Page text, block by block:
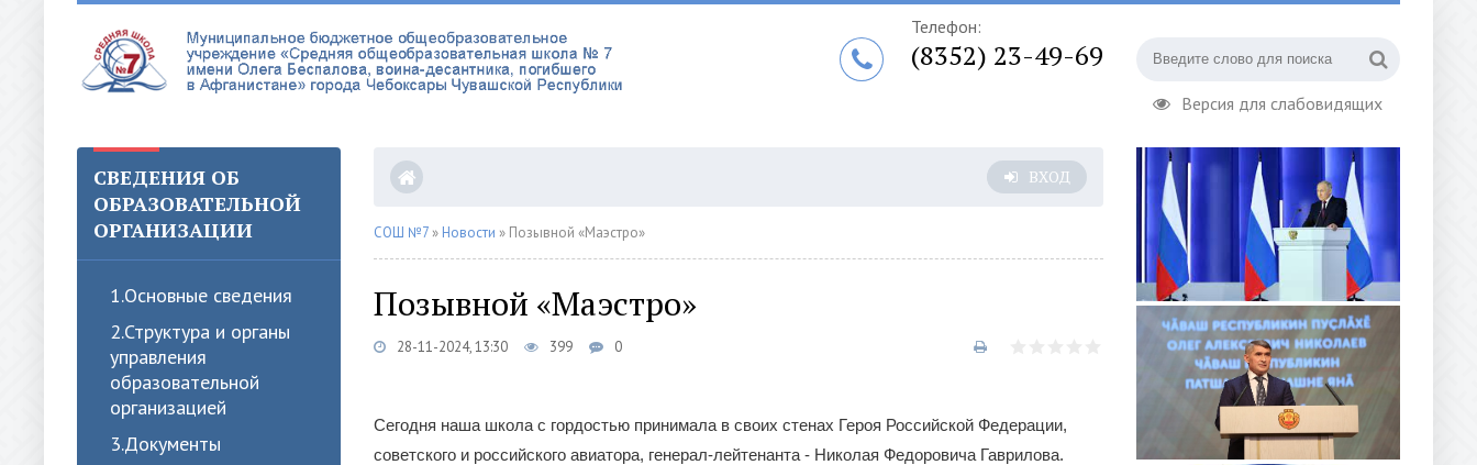
Версия для слабовидящих
Телефон:
(8352) 23-49-69
СВЕДЕНИЯ ОБ
ОБРАЗОВАТЕЛЬНОЙ
ОРГАНИЗАЦИИ
1.Oсновные сведения
2.Структура и органы
управления
образовательной
организацией
3.Документы
ВХОД
СОШ №7 » Новости » Позывной «Маэстро»
Позывной «Маэстро»
28-11-2024, 13:30 399 0
Сегодня наша школа с гордостью принимала в своих стенах Героя Российской Федерации,
советского и российского авиатора, генерал-лейтенанта - Николая Федоровича Гаврилова.